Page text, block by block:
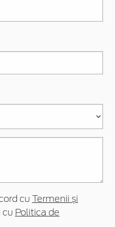
cu
Termenii și
cu Politica de